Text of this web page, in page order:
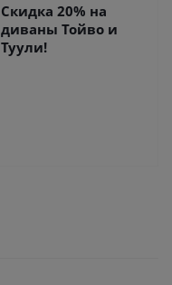
Скидка 20% на
диваны Тойво и
Туули!